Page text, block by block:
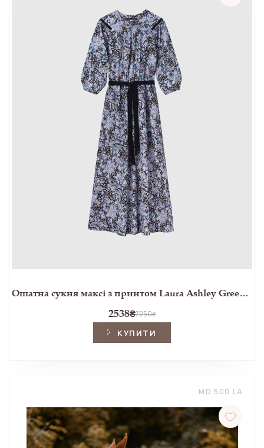
Ошатна сукня максі з принтом Laura Ashley Greenfield Peony
2538₴7250₴
КУПИТИ
MD 500 LA